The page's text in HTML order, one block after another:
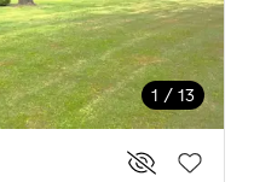
1 / 13